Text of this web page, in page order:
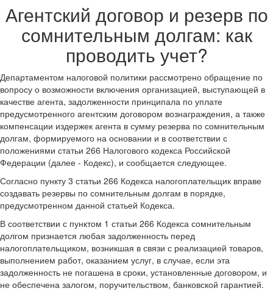
Агентский договор и резерв по
сомнительным долгам: как
проводить учет?
Департаментом налоговой политики рассмотрено обращение по
вопросу о возможности включения организацией, выступающей в
качестве агента, задолженности принципала по уплате
предусмотренного агентским договором вознаграждения, а также
компенсации издержек агента в сумму резерва по сомнительным
долгам, формируемого на основании и в соответствии с
положениями статьи 266 Налогового кодекса Российской
Федерации (далее - Кодекс), и сообщается следующее.
Согласно пункту 3 статьи 266 Кодекса налогоплательщик вправе
создавать резервы по сомнительным долгам в порядке,
предусмотренном данной статьей Кодекса.
В соответствии с пунктом 1 статьи 266 Кодекса сомнительным
долгом признается любая задолженность перед
налогоплательщиком, возникшая в связи с реализацией товаров,
выполнением работ, оказанием услуг, в случае, если эта
задолженность не погашена в сроки, установленные договором, и
не обеспечена залогом, поручительством, банковской гарантией.